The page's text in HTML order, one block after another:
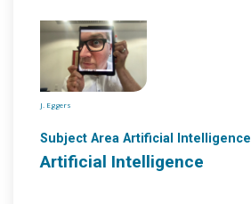
J. Eggers
Subject Area Artificial Intelligence
Artificial Intelligence